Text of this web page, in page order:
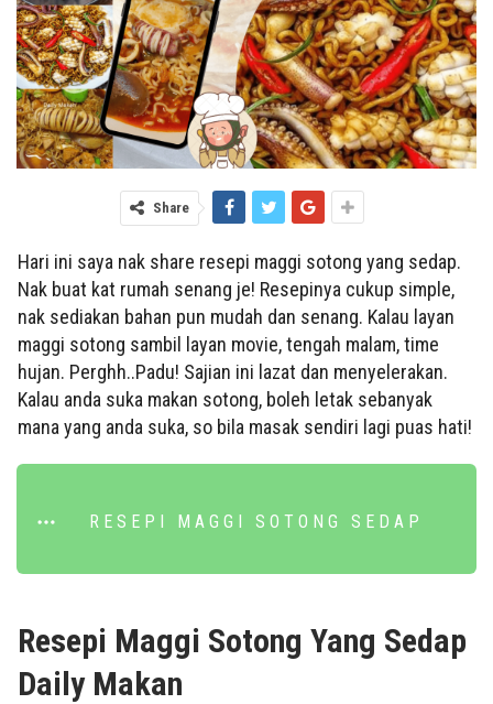
Share
Hari ini saya nak share resepi maggi sotong yang sedap.
Nak buat kat rumah senang je! Resepinya cukup simple,
nak sediakan bahan pun mudah dan senang. Kalau layan
maggi sotong sambil layan movie, tengah malam, time
hujan. Perghh..Padu! Sajian ini lazat dan menyelerakan.
Kalau anda suka makan sotong, boleh letak sebanyak
mana yang anda suka, so bila masak sendiri lagi puas hati!
RESEPI MAGGI SOTONG SEDAP
Resepi Maggi Sotong Yang Sedap
Daily Makan